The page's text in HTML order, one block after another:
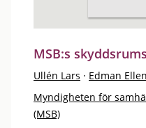
MSB:s
Ullén Lars · Edman Ellen
Myndigheten för
(MSB)